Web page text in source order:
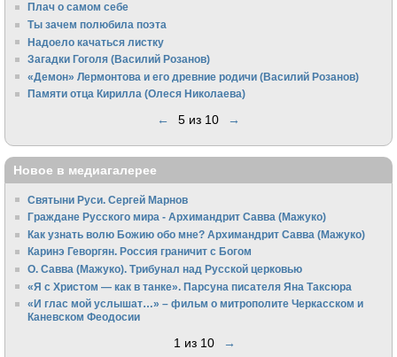
Плач о самом себе
Ты зачем полюбила поэта
Надоело качаться листку
Загадки Гоголя (Василий Розанов)
«Демон» Лермонтова и его древние родичи (Василий Розанов)
Памяти отца Кирилла (Олеся Николаева)
← 5 из 10 →
Новое в медиагалерее
Святыни Руси. Сергей Марнов
Граждане Русского мира - Архимандрит Савва (Мажуко)
Как узнать волю Божию обо мне? Архимандрит Савва (Мажуко)
Каринэ Геворгян. Россия граничит с Богом
О. Савва (Мажуко). Трибунал над Русской церковью
«Я с Христом — как в танке». Парсуна писателя Яна Таксюра
«И глас мой услышат…» – фильм о митрополите Черкасском и
Каневском Феодосии
1 из 10 →